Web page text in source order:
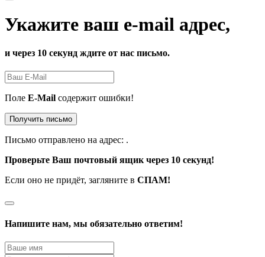
Укажите ваш e-mail адрес,
и через 10 секунд ждите от нас письмо.
Поле E-Mail содержит ошибки!
Получить письмо
Письмо отправлено на адрес: .
Проверьте Ваш почтовый ящик через 10 секунд!
Если оно не придёт, загляните в СПАМ!
Напишите нам, мы обязательно ответим!